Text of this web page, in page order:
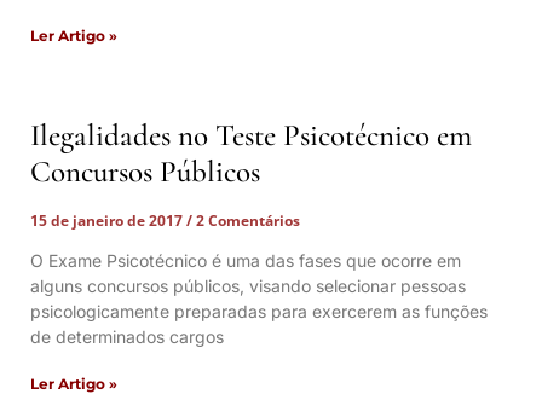
Ler Artigo »
Ilegalidades no Teste Psicotécnico em
Concursos Públicos
15 de janeiro de 2017
2 Comentários
O Exame Psicotécnico é uma das fases que ocorre em
alguns concursos públicos, visando selecionar pessoas
psicologicamente preparadas para exercerem as funções
de determinados cargos
Ler Artigo »